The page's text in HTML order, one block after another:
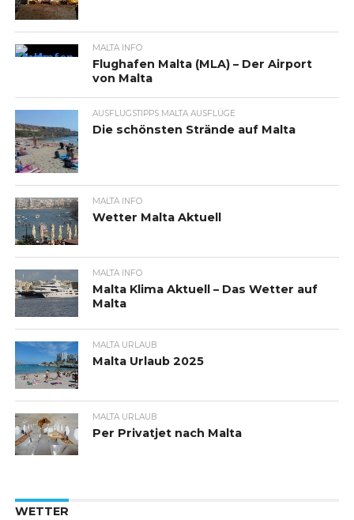
MALTA INFO
Flughafen Malta (MLA) – Der Airport
von Malta
AUSFLUGSTIPPS MALTA AUSFLÜGE
Die schönsten Strände auf Malta
MALTA INFO
Wetter Malta Aktuell
MALTA INFO
Malta Klima Aktuell – Das Wetter auf
Malta
MALTA URLAUB
Malta Urlaub 2025
MALTA URLAUB
Per Privatjet nach Malta
WETTER